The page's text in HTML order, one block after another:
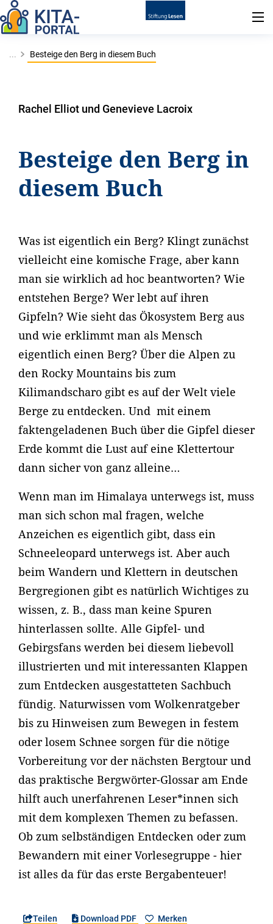
... Besteige den Berg in diesem Buch
Rachel Elliot und Genevieve Lacroix
Besteige den Berg in
diesem Buch
Was ist eigentlich ein Berg? Klingt zunächst
vielleicht eine komische Frage, aber kann
man sie wirklich ad hoc beantworten? Wie
entstehen Berge? Wer lebt auf ihren
Gipfeln? Wie sieht das Ökosystem Berg aus
und wie erklimmt man als Mensch
eigentlich einen Berg? Über die Alpen zu
den Rocky Mountains bis zum
Kilimandscharo gibt es auf der Welt viele
Berge zu entdecken. Und mit einem
faktengeladenen Buch über die Gipfel dieser
Erde kommt die Lust auf eine Klettertour
dann sicher von ganz alleine…
Wenn man im Himalaya unterwegs ist, muss
man sich schon mal fragen, welche
Anzeichen es eigentlich gibt, dass ein
Schneeleopard unterwegs ist. Aber auch
beim Wandern und Klettern in deutschen
Bergregionen gibt es natürlich Wichtiges zu
wissen, z. B., dass man keine Spuren
hinterlassen sollte. Alle Gipfel- und
Gebirgsfans werden bei diesem liebevoll
illustrierten und mit interessanten Klappen
zum Entdecken ausgestatteten Sachbuch
fündig. Naturwissen vom Wolkenratgeber
bis zu Hinweisen zum Bewegen in festem
oder losem Schnee sorgen für die nötige
Vorbereitung vor der nächsten Bergtour und
das praktische Bergwörter-Glossar am Ende
hilft auch unerfahrenen Leser*innen sich
mit dem komplexen Themen zu befassen.
Ob zum selbständigen Entdecken oder zum
Bewandern mit einer Vorlesegruppe - hier
ist alles da für das erste Bergabenteuer!
Teilen Download PDF Merken